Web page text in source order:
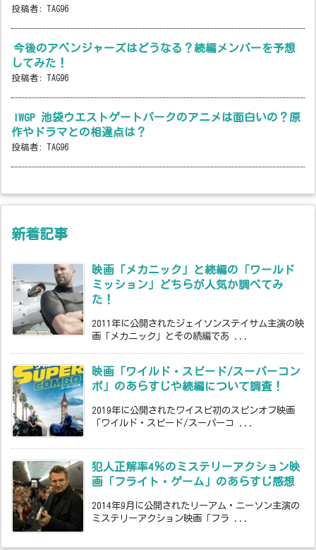
投稿者: TAG96
今後のアベンジャーズはどうなる？続編メンバーを予想
してみた！
投稿者: TAG96
IWGP 池袋ウエストゲートパークのアニメは面白いの？原
作やドラマとの相違点は？
投稿者: TAG96
新着記事
映画「メカニック」と続編の「ワールド
ミッション」どちらが人気か調べてみ
た！
2011年に公開されたジェイソンステイサム主演の映
画「メカニック」とその続編であ ...
映画「ワイルド・スピード/スーパーコン
ボ」のあらすじや続編について調査！
2019年に公開されたワイスピ初のスピンオフ映画
「ワイルド・スピード/スーパーコ ...
犯人正解率4％のミステリーアクション映
画「フライト・ゲーム」のあらすじ感想
2014年9月に公開されたリーアム・ニーソン主演の
ミステリーアクション映画「フラ ...